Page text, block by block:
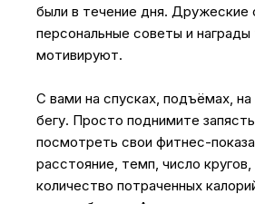
были в течение дня. Дружеские
персональные советы и
мотивируют.
С вами на спусках, подъёмах,
бегу. Просто поднимите
посмотреть свои фитнес-
расстояние, темп, число
количество потраченных